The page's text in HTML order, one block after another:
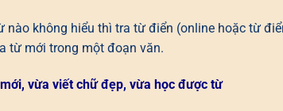
nào không hiểu thì tra từ điển (online hoặc từ
từ mới trong một đoạn văn.
vừa viết chữ đẹp, vừa học được từ